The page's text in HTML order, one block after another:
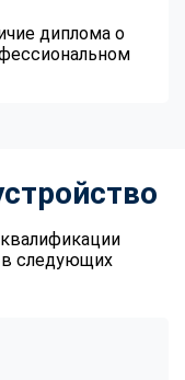
диплома о
в следующих